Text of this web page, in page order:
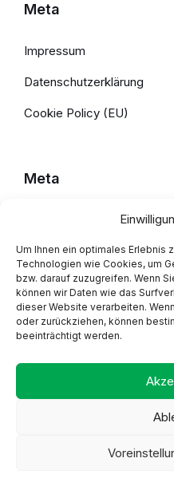
Um Ihnen ein optimales Erlebnis
Technologien wie Cookies, um
bzw. darauf zuzugreifen. Wenn
können wir Daten wie das
dieser Website verarbeiten.
oder zurückziehen, können
beeinträchtigt werden.
Meta
Impressum
Datenschutzerklärung
Cookie Policy (EU)
Meta
Datenschutzerklärung
Cookie Policy (EU)
Proudly